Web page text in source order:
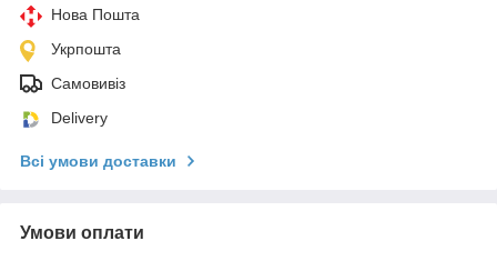
Нова Пошта
Укрпошта
Самовивіз
Delivery
Всі умови доставки
Умови оплати